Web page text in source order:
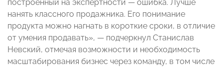
построенный на экспертности — ошибка. Лучше
нанять классного продажника. Его понимание
продукта можно нагнать в короткие сроки, в отличие
от умения продавать», — подчеркнул Станислав
Невский, отмечая возможности и необходимость
масштабирования бизнес через команду, в том числе